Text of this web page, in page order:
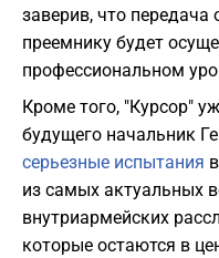
заверив, что передача
преемнику будет
профессиональном
Кроме того, "Курсор"
будущего начальник
серьезные испытания
из самых актуальных
внутриармейских
которые остаются в